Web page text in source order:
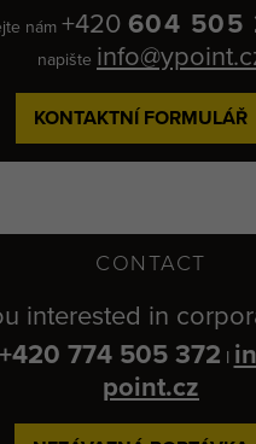
nám +420 604 505
napište
KONTAKTNÍ FORMULÁŘ
CONTACT
interested in
+420 774 505 372 I
point.cz